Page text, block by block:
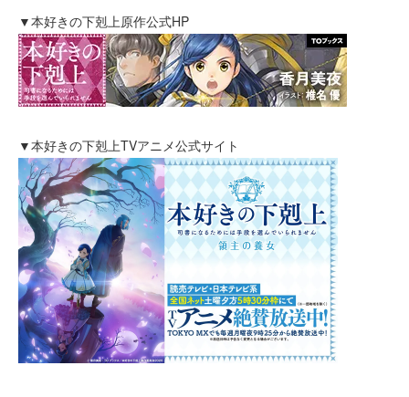
▼本好きの下剋上原作公式HP
▼本好きの下剋上TVアニメ公式サイト